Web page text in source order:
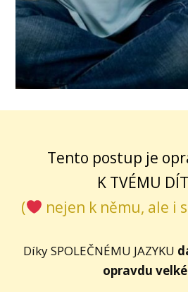
Tento postup je
K TVÉMU
(
nejen k němu, ale i
Díky SPOLEČNÉMU JAZYKU
opravdu